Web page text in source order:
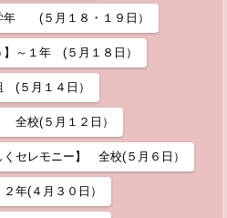
年 (５月１８・１９日）
】～１年 (５月１８日）
(５月１４日）
全校(５月１２日）
くセレモニー】 全校(５月６日）
年(４月３０日）